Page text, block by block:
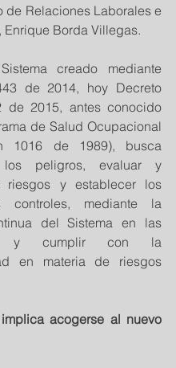
de Relaciones Laborales e
Enrique Borda Villegas.
creado mediante
de 2014, hoy Decreto
de 2015, antes conocido
de Salud Ocupacional
1016 de 1989), busca
los peligros, evaluar y
riesgos y establecer los
controles, mediante la
del Sistema en las
y cumplir con la
en materia de riesgos
acogerse al nuevo